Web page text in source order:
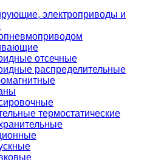
электроприводы и
отсечные
распределительные
термостатические